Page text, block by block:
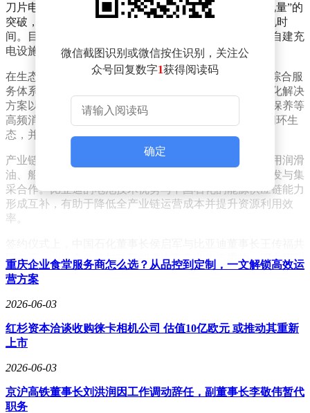
刀片电池，该技术已实现“5分钟快速补能、9分钟充满电量”的
突破，即使在零下30摄氏度环境下也仅需增加3分钟充电时
间。目前，比亚迪已建成超过6100座闪充站，成为中国自建充
电设施最多的车企。
在生态融合方面，双方将围绕“人、车、生活”场景构建综合服
务体系。合作领域涵盖汽车后市场服务、光储充检一体化解决
方案以及会员数据互通等。通过整合加油、充电、汽车保养等
高频消费场景，双方计划打造“能源补给+汽车服务”的闭环生
态，并利用大数据分析优化用户服务体验。
产业链协同是合作的另一重点。双方将在电池材料、车用润滑
油、船舶燃料、储能设备、汽车用品等环节开展联合研发与集
采合作。比亚迪的电池技术优势与中国石化的能源供应链能力
形成互补，有助于降低全产业链运营成本并提升资源利用效
率。
同表示，此次合作将加速新能源汽车产业生态重构。双方团队
已启动首期项目落地工作，位于广东深圳龙珠源加能站的比亚
迪兆瓦级闪充站将作为示范项目投入运营。该站采用模块化设
计，单站日均服务能力可达800车次，为后续规模化复制提供
微信截图识别或微信按住识别，关注公
众号回复数字1获得阅读码
确定
重庆企业食堂服务商怎么选？从品控到定制，一文解锁高效运
营方案
2026-06-03
红杉资本洽谈收购徕卡相机公司 估值10亿欧元 或推动其重新
上市
2026-06-03
京沪高铁董事长刘洪润因工作调动辞任，副董事长李敬伟暂代
职务